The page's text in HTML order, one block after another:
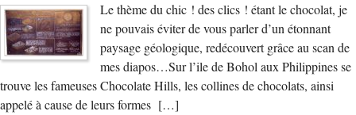
Le thème du chic ! des clics ! étant le chocolat, je
ne pouvais éviter de vous parler d’un étonnant
paysage géologique, redécouvert grâce au scan de
mes diapos…Sur l’ile de Bohol aux Philippines se
trouve les fameuses Chocolate Hills, les collines de chocolats, ainsi
appelé à cause de leurs formes […]